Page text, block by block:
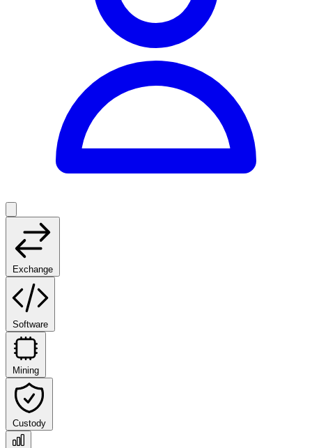
Exchange
Software
Mining
Custody